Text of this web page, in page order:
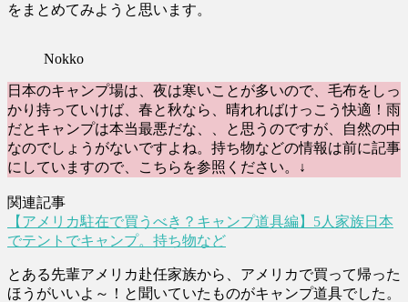
をまとめてみようと思います。
Nokko
日本のキャンプ場は、夜は寒いことが多いので、毛布をしっ
かり持っていけば、春と秋なら、晴れればけっこう快適！雨
だとキャンプは本当最悪だな、、と思うのですが、自然の中
なのでしょうがないですよね。持ち物などの情報は前に記事
にしていますので、こちらを参照ください。↓
関連記事
【アメリカ駐在で買うべき？キャンプ道具編】5人家族日本
でテントでキャンプ。持ち物など
とある先輩アメリカ赴任家族から、アメリカで買って帰った
ほうがいいよ～！と聞いていたものがキャンプ道具でした。